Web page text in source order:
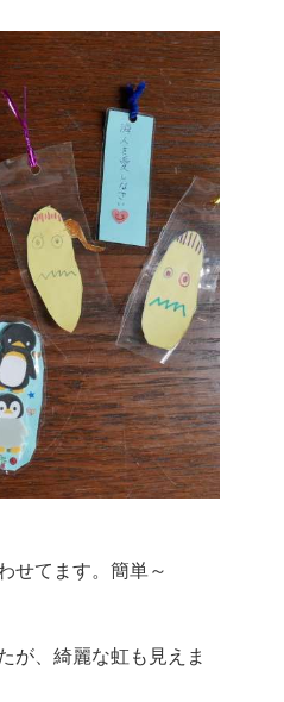
せてます。簡単～
が、綺麗な虹も見えま